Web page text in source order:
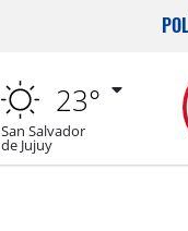
23°
San Salvador
de Jujuy